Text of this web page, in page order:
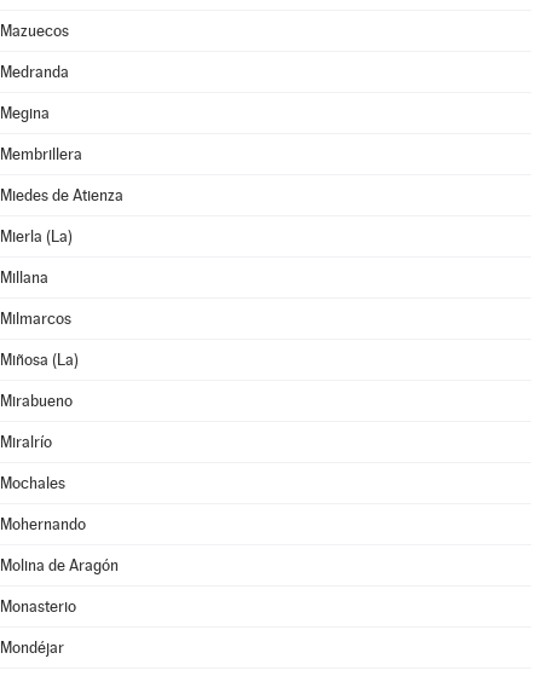
Mazuecos
Medranda
Megina
Membrillera
Miedes de Atienza
Mierla (La)
Millana
Milmarcos
Miñosa (La)
Mirabueno
Miralrío
Mochales
Mohernando
Molina de Aragón
Monasterio
Mondéjar